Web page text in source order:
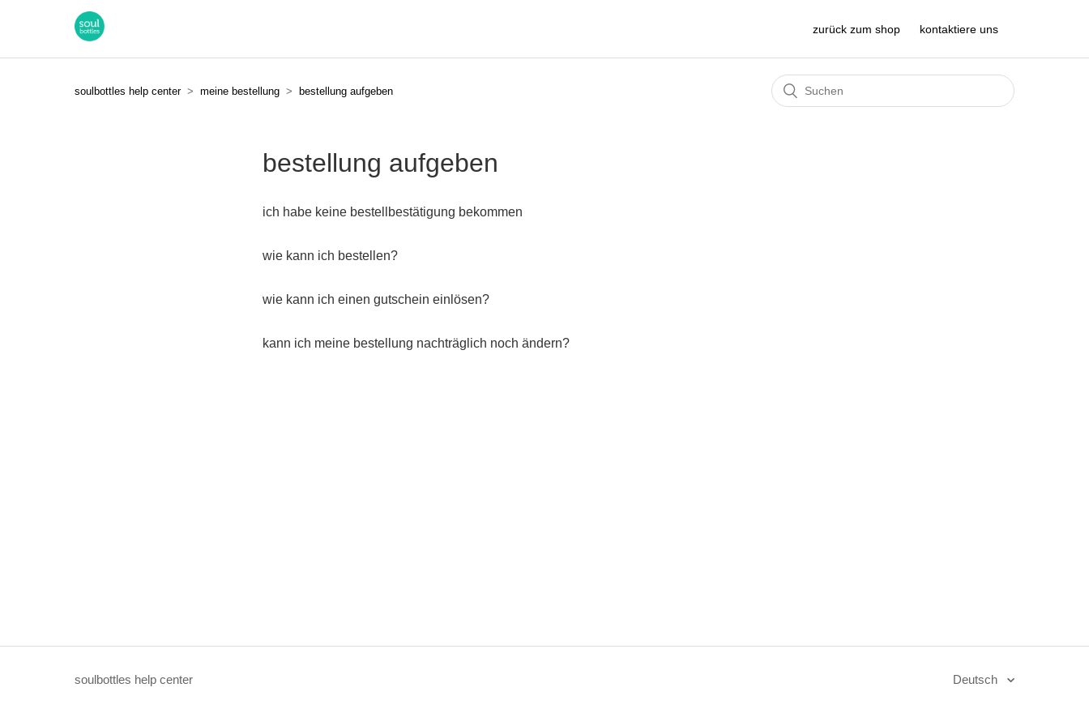
zurück zum shop kontaktiere uns
soulbottles help center meine bestellung bestellung aufgeben
bestellung aufgeben
ich habe keine bestellbestätigung bekommen
wie kann ich bestellen?
wie kann ich einen gutschein einlösen?
kann ich meine bestellung nachträglich noch ändern?
soulbottles help center Deutsch